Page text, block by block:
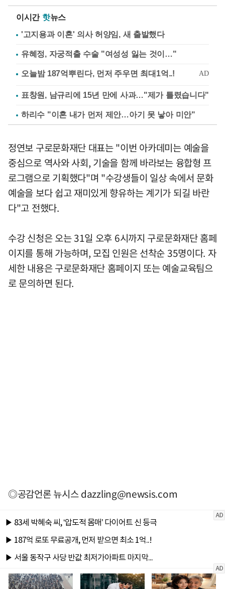
이시간 핫뉴스
'고지용과 이혼' 의사 허양임, 새 출발했다
유혜정, 자궁적출 수술 "여성성 잃는 것이…"
표창원, 남규리에 15년 만에 사과…"제가 틀렸습니다"
하리수 "이혼 내가 먼저 제안…아기 못 낳아 미안"
정연보 구로문화재단 대표는 "이번 아카데미는 예술을
중심으로 역사와 사회, 기술을 함께 바라보는 융합형 프
로그램으로 기획했다"며 "수강생들이 일상 속에서 문화
예술을 보다 쉽고 재미있게 향유하는 계기가 되길 바란
다"고 전했다.
수강 신청은 오는 31일 오후 6시까지 구로문화재단 홈페
이지를 통해 가능하며, 모집 인원은 선착순 35명이다. 자
세한 내용은 구로문화재단 홈페이지 또는 예술교육팀으
로 문의하면 된다.
◎공감언론 뉴시스dazzling@newsis.com